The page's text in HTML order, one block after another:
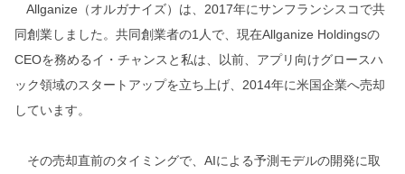
Allganize（オルガナイズ）は、2017年にサンフランシスコで共
同創業しました。共同創業者の1人で、現在Allganize Holdingsの
CEOを務めるイ・チャンスと私は、以前、アプリ向けグロースハ
ック領域のスタートアップを立ち上げ、2014年に米国企業へ売却
しています。
その売却直前のタイミングで、AIによる予測モデルの開発に取